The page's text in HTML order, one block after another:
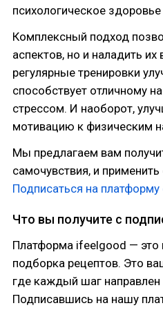
психологическое
Комплексный подход
аспектов, но и наладить
регулярные тренировки
способствует отличному
стрессом. И наоборот,
мотивацию к физическим
Мы предлагаем вам
самочувствия, и
Подписаться на
Что вы получите с
Платформа ifeelgood — это
подборка рецептов. Это
где каждый шаг
Подписавшись на нашу